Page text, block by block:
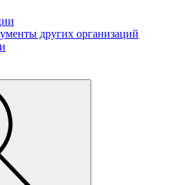
других организаций